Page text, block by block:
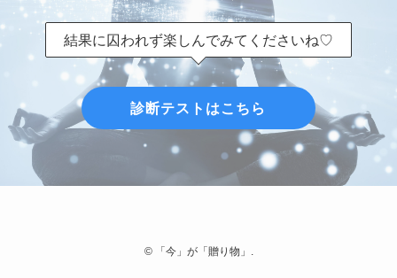
結果に囚われず楽しんでみてくださいね♡
診断テストはこちら
©「今」が「贈り物」.